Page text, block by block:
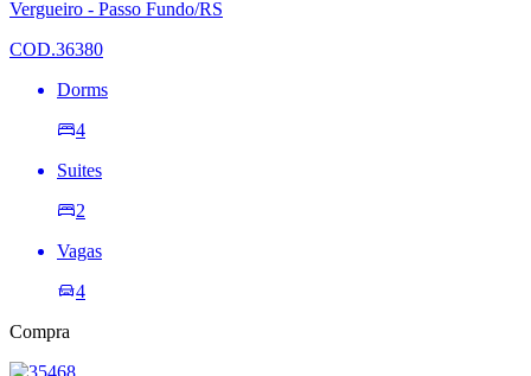
de
Vergueiro - Passo Fundo/RS
COD.36380
Dorms
4
Suites
2
Vagas
4
Compra